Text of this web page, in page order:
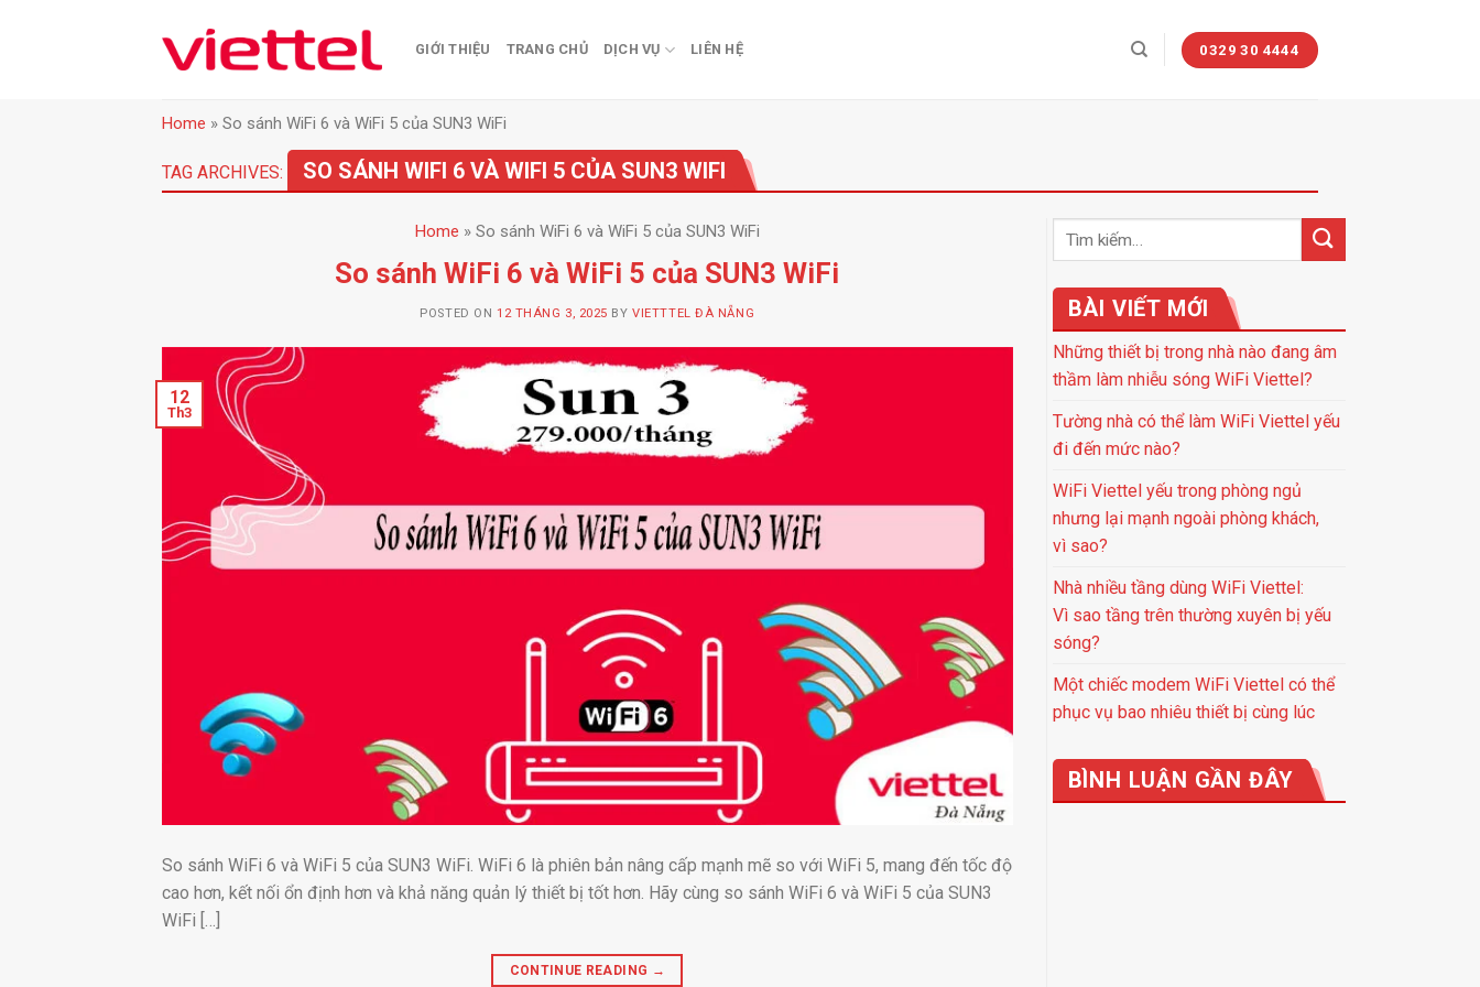
GIỚI THIỆU TRANG CHỦ DỊCH VỤ LIÊN HỆ 0329 30 4444
Home » So sánh WiFi 6 và WiFi 5 của SUN3 WiFi
TAG ARCHIVES: SO SÁNH WIFI 6 VÀ WIFI 5 CỦA SUN3 WIFI
Home » So sánh WiFi 6 và WiFi 5 của SUN3 WiFi
So sánh WiFi 6 và WiFi 5 của SUN3 WiFi
POSTED ON 12 THÁNG 3, 2025 BYVIETTTEL ĐÀ NẴNG
12
Th3
So sánh WiFi 6 và WiFi 5 của SUN3 WiFi. WiFi 6 là phiên bản nâng cấp mạnh mẽ so với WiFi 5, mang đến tốc độ
cao hơn, kết nối ổn định hơn và khả năng quản lý thiết bị tốt hơn. Hãy cùng so sánh WiFi 6 và WiFi 5 của SUN3
WiFi […]
CONTINUE READING →
BÀI VIẾT MỚI
Những thiết bị trong nhà nào đang âm
thầm làm nhiễu sóng WiFi Viettel?
Tường nhà có thể làm WiFi Viettel yếu
đi đến mức nào?
WiFi Viettel yếu trong phòng ngủ
nhưng lại mạnh ngoài phòng khách,
vì sao?
Nhà nhiều tầng dùng WiFi Viettel:
Vì sao tầng trên thường xuyên bị yếu
sóng?
Một chiếc modem WiFi Viettel có thể
phục vụ bao nhiêu thiết bị cùng lúc
BÌNH LUẬN GẦN ĐÂY